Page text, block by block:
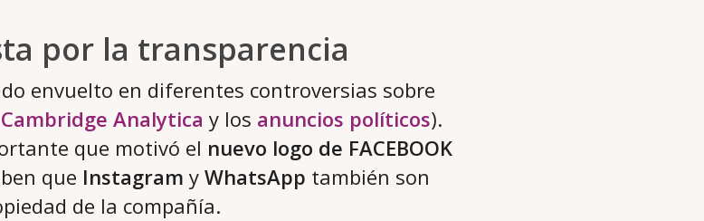
por la transparencia
envuelto en diferentes controversias sobre
Cambridge Analytica y los anuncios políticos).
que motivó el nuevo logo de FACEBOOK
que Instagram y WhatsApp también son
de la compañía.